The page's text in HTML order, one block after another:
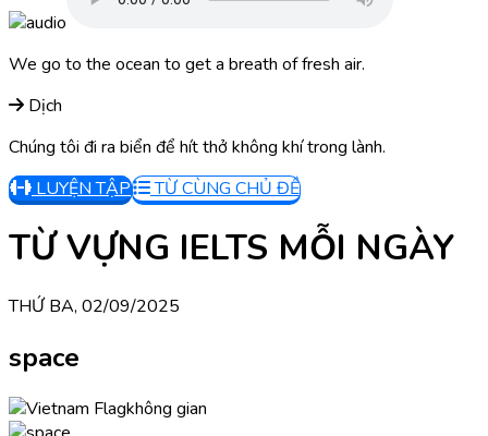
We go to the ocean to get a breath of fresh air.
Dịch
Chúng tôi đi ra biển để hít thở không khí trong lành.
LUYỆN TẬP
TỪ CÙNG CHỦ ĐỀ
TỪ VỰNG IELTS MỖI NGÀY
THỨ BA, 02/09/2025
space
không gian